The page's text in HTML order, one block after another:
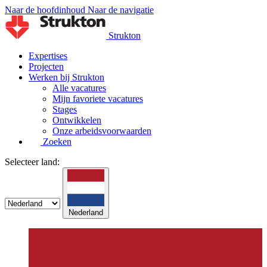
Naar de hoofdinhoud Naar de navigatie
Strukton
Expertises
Projecten
Werken bij Strukton
Alle vacatures
Mijn favoriete vacatures
Stages
Ontwikkelen
Onze arbeidsvoorwaarden
Zoeken
Selecteer land:
Nederland